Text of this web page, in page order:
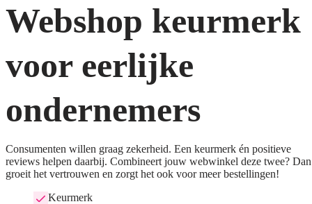
Webshop keurmerk
voor eerlijke
ondernemers
Consumenten willen graag zekerheid. Een keurmerk én positieve
reviews helpen daarbij. Combineert jouw webwinkel deze twee? Dan
groeit het vertrouwen en zorgt het ook voor meer bestellingen!
Keurmerk